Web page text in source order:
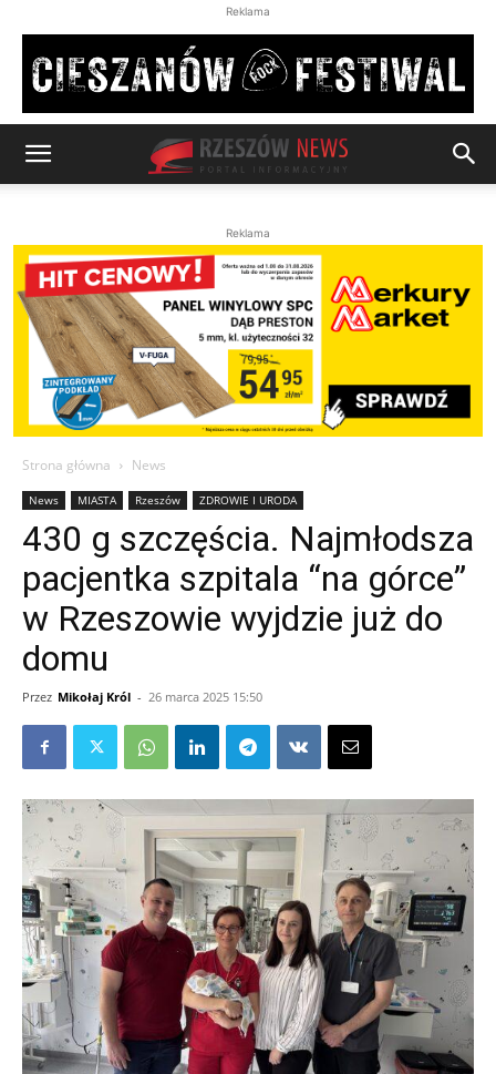
Reklama
Reklama
Strona główna News
News MIASTA Rzeszów ZDROWIE I URODA
430 g szczęścia. Najmłodsza
pacjentka szpitala “na górce”
w Rzeszowie wyjdzie już do
domu
Przez Mikołaj Król - 26 marca 2025 15:50